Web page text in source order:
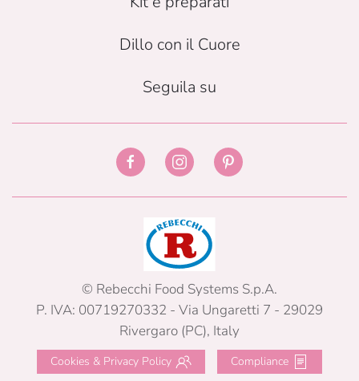
Dillo con il Cuore
Seguila su
© Rebecchi Food Systems S.p.A.
P. IVA: 00719270332 - Via Ungaretti 7 - 29029
Rivergaro (PC), Italy
Cookies & Privacy Policy Compliance